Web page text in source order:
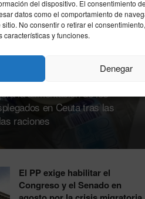
del dispositivo. El consentimiento
datos como el comportamiento de
No consentir o retirar el
características y funciones.
Denegar
la alimentación de los
en Ceuta tras las
raciones
El PP exige habilitar el
Congreso y el Senado en